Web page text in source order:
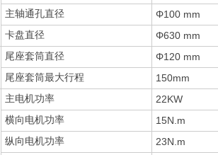
主轴通孔直径
Φ100 mm
卡盘直径
Φ630 mm
尾座套筒直径 Φ120 mm
尾座套筒最大行程
150mm
主电机功率 22KW
横向电机功率
15N.m
纵向电机功率
23N.m